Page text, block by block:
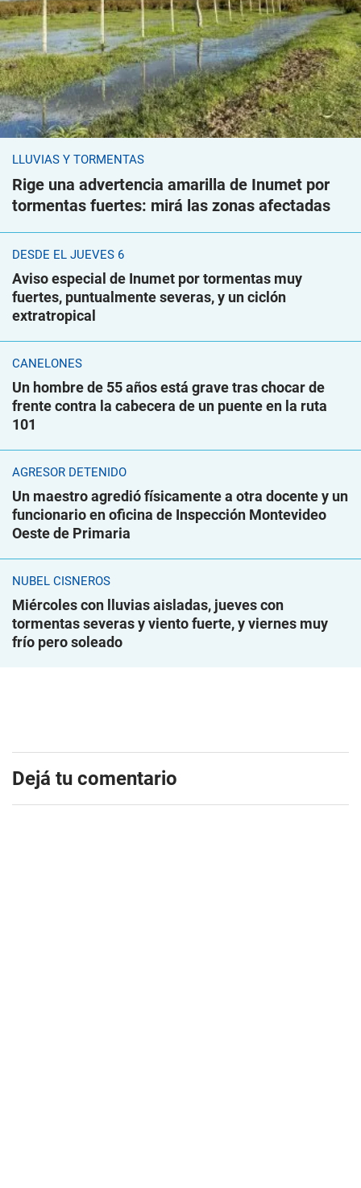
LLUVIAS Y TORMENTAS
Rige una advertencia amarilla de Inumet por
tormentas fuertes: mirá las zonas afectadas
DESDE EL JUEVES 6
Aviso especial de Inumet por tormentas muy
fuertes, puntualmente severas, y un ciclón
extratropical
CANELONES
Un hombre de 55 años está grave tras chocar de
frente contra la cabecera de un puente en la ruta
101
AGRESOR DETENIDO
Un maestro agredió físicamente a otra docente y un
funcionario en oficina de Inspección Montevideo
Oeste de Primaria
NUBEL CISNEROS
Miércoles con lluvias aisladas, jueves con
tormentas severas y viento fuerte, y viernes muy
frío pero soleado
Dejá tu comentario